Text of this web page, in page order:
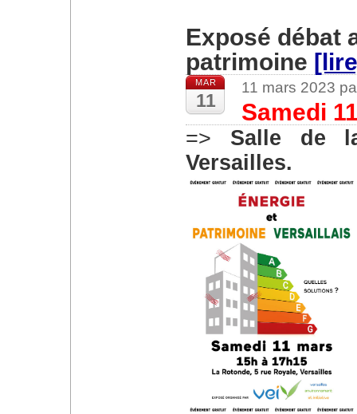
Exposé débat
patrimoine
MAR
11
11 mars 2023
Samedi
=> Salle de
Versailles.